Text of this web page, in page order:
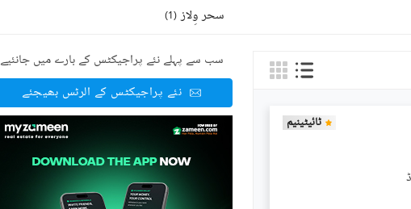
سحر وِلاز (
1
)
ٹائیٹینیم
سب سے پہلے نئے پراجیکٹس کے بارے میں جانئیے
نئے پراجیکٹس کے الرٹس بھیجئے